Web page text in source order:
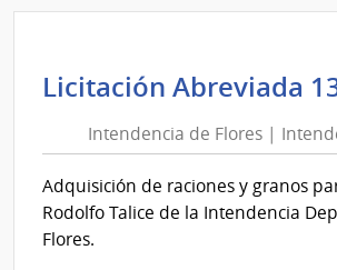
Licitación Abreviada
Intendencia de Flores |
Adquisición de raciones y granos
Rodolfo Talice de la Intendencia
Flores.